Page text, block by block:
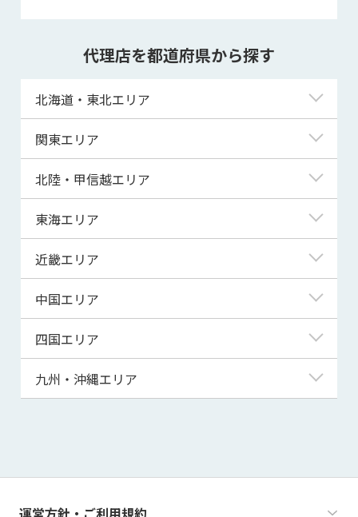
代理店を都道府県から探す
北海道・東北エリア
北海道
青森県
宮城県
秋田県
山形県
関東エリア
東京都
神奈川県
埼玉県
千葉県
茨城県
群馬県
北陸・甲信越エリア
新潟県
富山県
福井県
山梨県
長野県
東海エリア
岐阜県
静岡県
三重県
近畿エリア
滋賀県
京都府
大阪府
兵庫県
和歌山県
中国エリア
鳥取県
島根県
山口県
四国エリア
徳島県
高知県
九州・沖縄エリア
運営方針・ご利用規約